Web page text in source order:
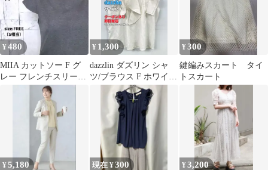
¥480
MIIA カットソー F グ
レー フレンチスリーブ
バックファスナー
¥ 1,300
dazzlin ダズリン シャ
ツ/ブラウス F ホワイト
サテン 無地 フリル ミ
ドル丈 袖なし スタンド
カラー レディース
¥300
鍵編みスカート タイ
トスカート
¥5,180 現在 ¥300 ¥3,200